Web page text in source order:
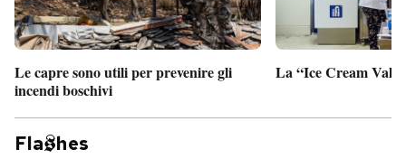
Le capre sono utili per prevenire gli
incendi boschivi
La “Ice Cream
Fla hes